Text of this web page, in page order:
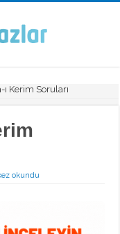
ı Kerim Soruları
okundu